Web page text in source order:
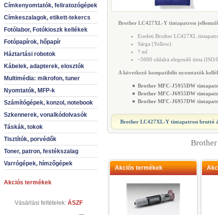
Címkenyomtatók, feliratozógépek
Címkeszalagok, etikett-tekercs
Fotólabor, Fotókioszk kellékek
Fotópapírok, hőpapír
Háztartási robotok
Kábelek, adapterek, elosztók
Multimédia: mikrofon, tuner
Nyomtatók, MFP-k
Számítógépek, konzol, notebook
Szkennerek, vonalkódolvasók
Táskák, tokok
Tisztítók, porvédők
Toner, patron, festékszalag
Varrógépek, hímzőgépek
Akciós termékek
Vásárlási feltételek: ÁSZF
Brother LC427XL-Y tintapatron
Eredeti Brother LC427XL
Sárga (Yellow)
? ml
~5000 oldalra elegendő tinta (ISO/
A következő kompatibilis nyomtatók
● Brother MFC-J5955DW
● Brother MFC-J6955DW
● Brother MFC-J6957DW
Brother LC427XL-Y tintapatron bruttó
Akciós termékek